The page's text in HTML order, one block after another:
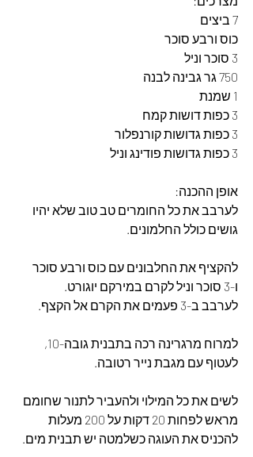
7 ביצים
כוס ורבע סוכר
3 סוכר וניל
750 גר גבינה לבנה
1 שמנת
3 כפות דושות קמח
3 כפות גדושות קורנפלור
3 כפות גדושות פודינג וניל
אופן ההכנה:
לערבב את כל החומרים טב טוב שלא יהיו
גושים כולל החלמונים.
להקציף את החלבונים עם כוס ורבע סוכר
ו-3 סוכר וניל לקרם במירקם יוגורט.
לערבב ב-3 פעמים את הקרם אל הקצף.
למרוח מרגרינה רכה בתבנית גובה-10,
לעטוף עם מגבת נייר רטובה.
לשים את כל המילוי ולהעביר לתנור שחומם
מראש לפחות 20 דקות על 200 מעלות
להכניס את העוגה כשלמטה יש תבנית מים.